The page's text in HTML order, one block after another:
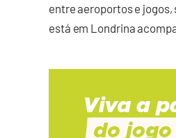
entre aeroportos e
está em Londrina